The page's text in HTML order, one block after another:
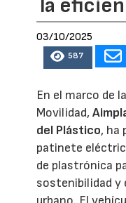
la
03/10/2025
587
En el marco de
Movilidad,
del Plástico, ha
patinete
de plastrónica
sostenibilidad y